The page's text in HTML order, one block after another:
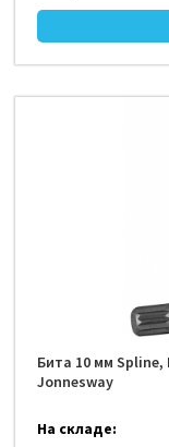
Бита 10 мм Spline,
Jonnesway
На складе: